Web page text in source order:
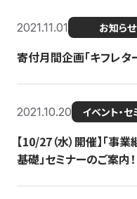
2021.11.01 お知らせ
寄付月間企画「キフレタ
2021.10.20 イベント・セ
【10/27（水）開催】「
基礎」セミナーのご案内！